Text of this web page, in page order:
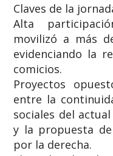
Claves de la
​Alta
movilizó a más
evidenciando la
comicios.
​Proyectos
entre la
sociales del
y la propuesta
por la derecha.